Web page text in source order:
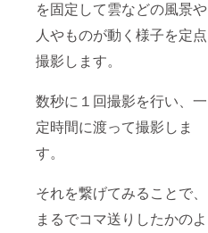
を固定して雲などの風景や
人やものが動く様子を定点
撮影します。
数秒に１回撮影を行い、一
定時間に渡って撮影しま
す。
それを繋げてみることで、
まるでコマ送りしたかのよ